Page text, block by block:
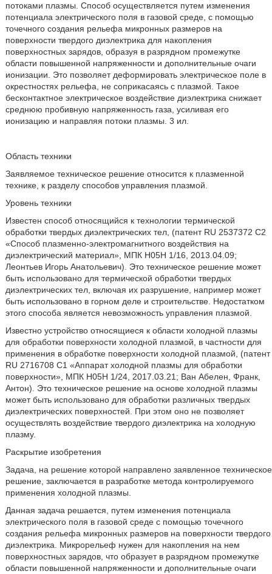
потоками плазмы. Способ осуществляется путем изменения
потенциала электрического поля в газовой среде, с помощью
точечного создания рельефа микронных размеров на
поверхности твердого диэлектрика для накопления
поверхностных зарядов, образуя в разрядном промежутке
области повышенной напряженности и дополнительные очаги
ионизации. Это позволяет деформировать электрическое поле в
окрестностях рельефа, не соприкасаясь с плазмой. Такое
бесконтактное электрическое воздействие диэлектрика снижает
среднюю пробивную напряженность газа, усиливая его
ионизацию и направляя потоки плазмы. 3 ил.
Область техники
Заявляемое техническое решение относится к плазменной
технике, к разделу способов управления плазмой.
Уровень техники
Известен способ относящийся к технологии термической
обработки твердых диэлектрических тел, (патент RU 2537372 C2
«Способ плазменно-электромагнитного воздействия на
диэлектрический материал», МПК Н05Н 1/16, 2013.04.09;
Леонтьев Игорь Анатольевич). Это техническое решение может
быть использовано для термической обработки твердых
диэлектрических тел, включая их разрушение, например может
быть использовано в горном деле и строительстве. Недостатком
этого способа является невозможность управления плазмой.
Известно устройство относящиеся к области холодной плазмы
для обработки поверхности холодной плазмой, в частности для
применения в обработке поверхности холодной плазмой, (патент
RU 2716708 C1 «Аппарат холодной плазмы для обработки
поверхности», МПК Н05Н 1/24, 2017.03.21; Ван Абелен, Франк,
Антон). Это техническое решение на основе холодной плазмы
может быть использовано для обработки различных твердых
диэлектрических поверхностей. При этом оно не позволяет
осуществлять воздействие твердого диэлектрика на холодную
плазму.
Раскрытие изобретения
Задача, на решение которой направлено заявленное техническое
решение, заключается в разработке метода контролируемого
применения холодной плазмы.
Данная задача решается, путем изменения потенциала
электрического поля в газовой среде с помощью точечного
создания рельефа микронных размеров на поверхности твердого
диэлектрика. Микрорельеф нужен для накопления на нем
поверхностных зарядов, что образует в разрядном промежутке
области повышенной напряженности и дополнительные очаги